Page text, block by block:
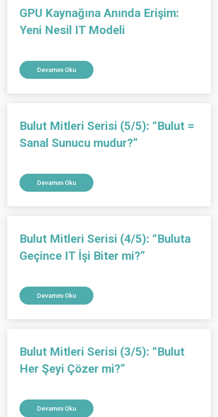
GPU Kaynağına Anında Erişim:
Yeni Nesil IT Modeli
Devamını Oku
Bulut Mitleri Serisi (5/5): “Bulut =
Sanal Sunucu mudur?”
Devamını Oku
Bulut Mitleri Serisi (4/5): “Buluta
Geçince IT İşi Biter mi?”
Devamını Oku
Bulut Mitleri Serisi (3/5): “Bulut
Her Şeyi Çözer mi?”
Devamını Oku